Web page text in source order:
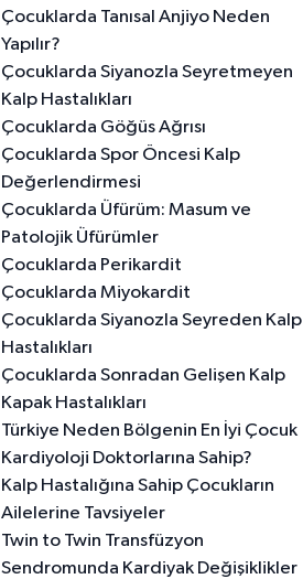
Çocuklarda Tanısal Anjiyo Neden
Yapılır?
Çocuklarda Siyanozla Seyretmeyen
Kalp Hastalıkları
Çocuklarda Göğüs Ağrısı
Çocuklarda Spor Öncesi Kalp
Değerlendirmesi
Çocuklarda Üfürüm: Masum ve
Patolojik Üfürümler
Çocuklarda Perikardit
Çocuklarda Miyokardit
Çocuklarda Siyanozla Seyreden Kalp
Hastalıkları
Çocuklarda Sonradan Gelişen Kalp
Kapak Hastalıkları
Türkiye Neden Bölgenin En İyi Çocuk
Kardiyoloji Doktorlarına Sahip?
Kalp Hastalığına Sahip Çocukların
Ailelerine Tavsiyeler
Twin to Twin Transfüzyon
Sendromunda Kardiyak Değişiklikler